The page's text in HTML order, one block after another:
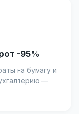
-95%
на бумагу и
—